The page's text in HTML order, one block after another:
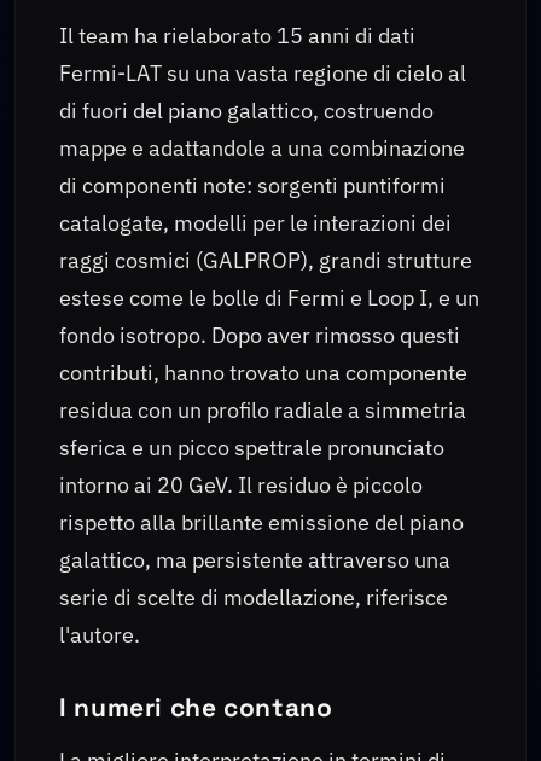
Il team ha rielaborato 15 anni di dati
Fermi-LAT su una vasta regione di cielo al
di fuori del piano galattico, costruendo
mappe e adattandole a una combinazione
di componenti note: sorgenti puntiformi
catalogate, modelli per le interazioni dei
raggi cosmici (GALPROP), grandi strutture
estese come le bolle di Fermi e Loop I, e un
fondo isotropo. Dopo aver rimosso questi
contributi, hanno trovato una componente
residua con un profilo radiale a simmetria
sferica e un picco spettrale pronunciato
intorno ai 20 GeV. Il residuo è piccolo
rispetto alla brillante emissione del piano
galattico, ma persistente attraverso una
serie di scelte di modellazione, riferisce
l'autore.
I numeri che contano